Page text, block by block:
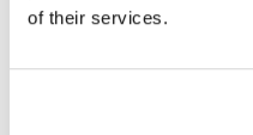
of their services.